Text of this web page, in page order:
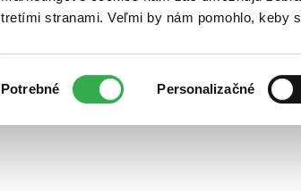
tretími stranami. Veľmi by nám pomohlo, keby
súhlasu
Potrebné Personalizačné